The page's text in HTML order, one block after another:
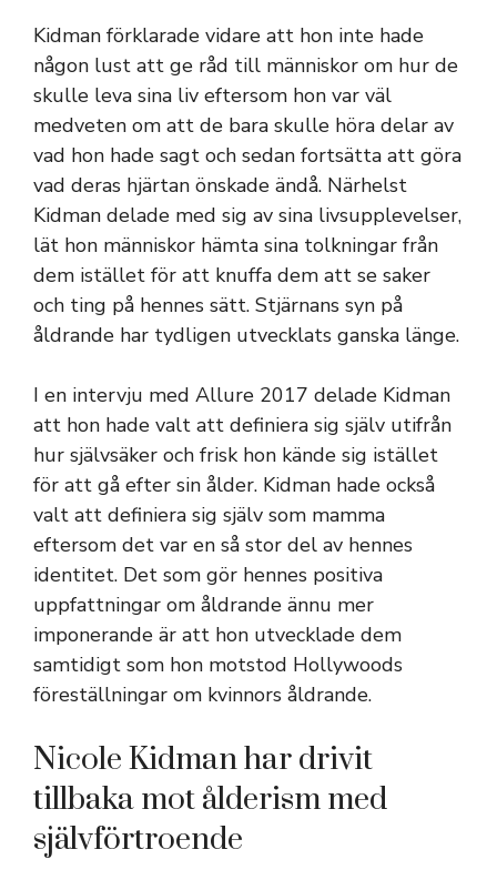
Kidman förklarade vidare att hon inte hade
någon lust att ge råd till människor om hur de
skulle leva sina liv eftersom hon var väl
medveten om att de bara skulle höra delar av
vad hon hade sagt och sedan fortsätta att göra
vad deras hjärtan önskade ändå. Närhelst
Kidman delade med sig av sina livsupplevelser,
lät hon människor hämta sina tolkningar från
dem istället för att knuffa dem att se saker
och ting på hennes sätt. Stjärnans syn på
åldrande har tydligen utvecklats ganska länge.
I en intervju med Allure 2017 delade Kidman
att hon hade valt att definiera sig själv utifrån
hur självsäker och frisk hon kände sig istället
för att gå efter sin ålder. Kidman hade också
valt att definiera sig själv som mamma
eftersom det var en så stor del av hennes
identitet. Det som gör hennes positiva
uppfattningar om åldrande ännu mer
imponerande är att hon utvecklade dem
samtidigt som hon motstod Hollywoods
föreställningar om kvinnors åldrande.
Nicole Kidman har drivit
tillbaka mot ålderism med
självförtroende